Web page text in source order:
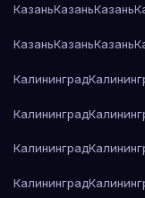
КазаньКазаньКазань
КазаньКазаньКазань
Калининград
Калининград
Калининград
Калининград